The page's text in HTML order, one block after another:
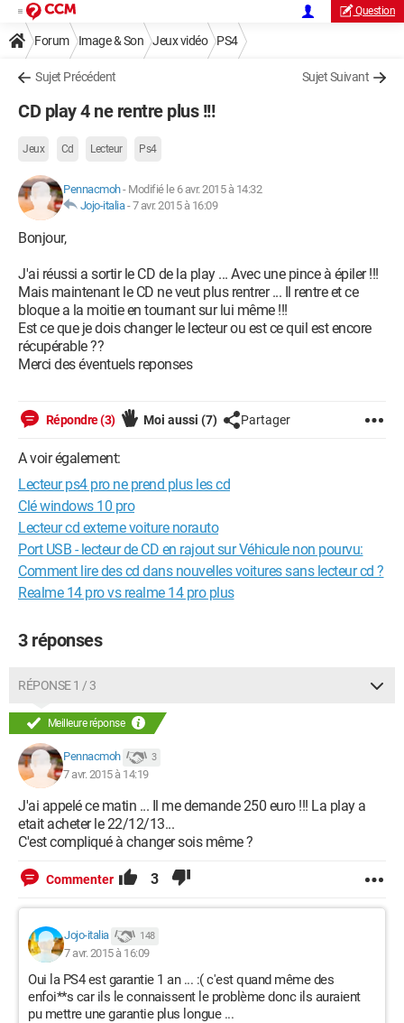
Question
Forum Image & Son Jeux vidéo PS4
Sujet Précédent Sujet Suivant
CD play 4 ne rentre plus !!!
Jeux Cd Lecteur Ps4
Pennacmoh- Modifié le 6 avr. 2015 à 14:32
Jojo-italia-7 avr. 2015 à 16:09
Bonjour,
J'ai réussi a sortir le CD de la play ... Avec une pince à épiler !!!
Mais maintenant le CD ne veut plus rentrer ... Il rentre et ce
bloque a la moitie en tournant sur lui même !!!
Est ce que je dois changer le lecteur ou est ce quil est encore
récupérable ??
Merci des éventuels reponses
Répondre (3) Moi aussi (7) Partager
A voir également:
Lecteur ps4 pro ne prend plus les cd
Clé windows 10 pro
Lecteur cd externe voiture norauto
Port USB - lecteur de CD en rajout sur Véhicule non pourvu:
Comment lire des cd dans nouvelles voitures sans lecteur cd ?
Realme 14 pro vs realme 14 pro plus
3 réponses
RÉPONSE 1 / 3
Meilleure réponse
Pennacmoh 3
7 avr. 2015 à 14:19
J'ai appelé ce matin ... Il me demande 250 euro !!! La play a
etait acheter le 22/12/13...
C'est compliqué à changer sois même ?
Commenter 3
Jojo-italia 148
7 avr. 2015 à 16:09
Oui la PS4 est garantie 1 an ... :( c'est quand même des
enfoi**s car ils le connaissent le problème donc ils auraient
pu mettre une garantie plus longue ...